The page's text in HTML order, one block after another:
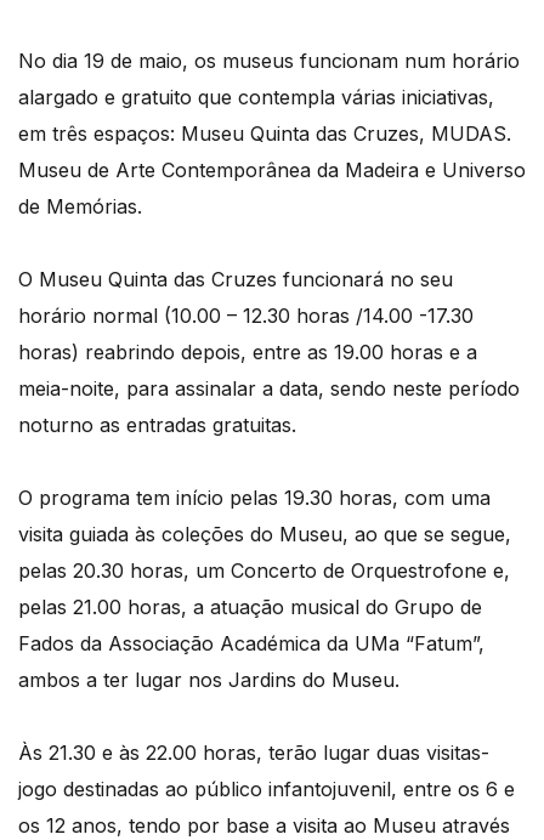
No dia 19 de maio, os museus funcionam num horário
alargado e gratuito que contempla várias iniciativas,
em três espaços: Museu Quinta das Cruzes, MUDAS.
Museu de Arte Contemporânea da Madeira e Universo
de Memórias.
O Museu Quinta das Cruzes funcionará no seu
horário normal (10.00 – 12.30 horas /14.00 -17.30
horas) reabrindo depois, entre as 19.00 horas e a
meia-noite, para assinalar a data, sendo neste período
noturno as entradas gratuitas.
O programa tem início pelas 19.30 horas, com uma
visita guiada às coleções do Museu, ao que se segue,
pelas 20.30 horas, um Concerto de Orquestrofone e,
pelas 21.00 horas, a atuação musical do Grupo de
Fados da Associação Académica da UMa “Fatum”,
ambos a ter lugar nos Jardins do Museu.
Às 21.30 e às 22.00 horas, terão lugar duas visitas-
jogo destinadas ao público infantojuvenil, entre os 6 e
os 12 anos, tendo por base a visita ao Museu através